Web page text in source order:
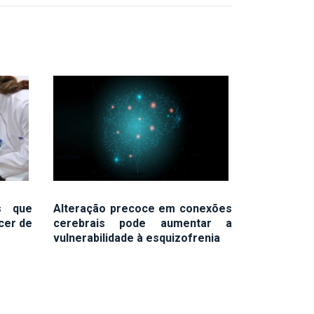
que
de
Alteração precoce em conexões
cerebrais pode aumentar a
vulnerabilidade à esquizofrenia